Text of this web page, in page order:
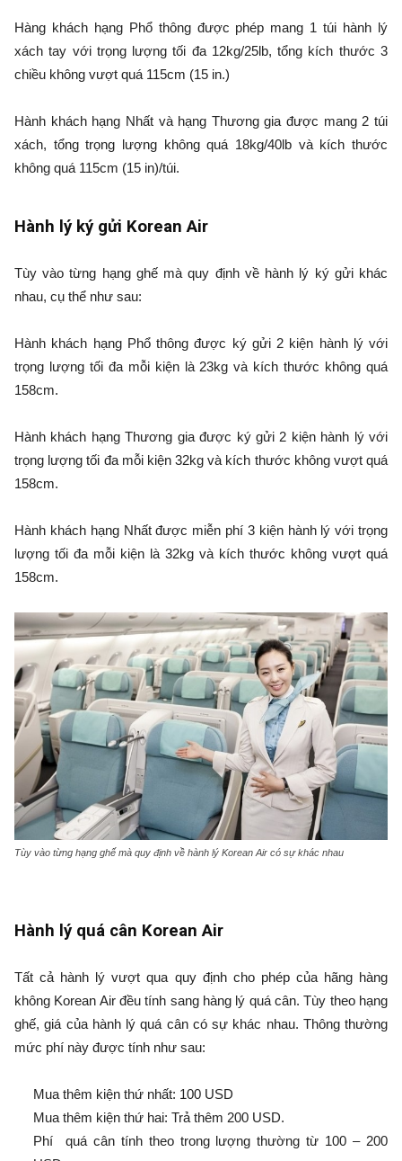
Hàng khách hạng Phổ thông được phép mang 1 túi hành lý
xách tay với trọng lượng tối đa 12kg/25lb, tổng kích thước 3
chiều không vượt quá 115cm (15 in.)
Hành khách hạng Nhất và hạng Thương gia được mang 2 túi
xách, tổng trọng lượng không quá 18kg/40lb và kích thước
không quá 115cm (15 in)/túi.
Hành lý ký gửi Korean Air
Tùy vào từng hạng ghế mà quy định về hành lý ký gửi khác
nhau, cụ thể như sau:
Hành khách hạng Phổ thông được ký gửi 2 kiện hành lý với
trọng lượng tối đa mỗi kiện là 23kg và kích thước không quá
158cm.
Hành khách hạng Thương gia được ký gửi 2 kiện hành lý với
trọng lượng tối đa mỗi kiện 32kg và kích thước không vượt quá
158cm.
Hành khách hạng Nhất được miễn phí 3 kiện hành lý với trọng
lượng tối đa mỗi kiện là 32kg và kích thước không vượt quá
158cm.
Tùy vào từng hạng ghế mà quy định về hành lý Korean Air có sự khác nhau
Hành lý quá cân Korean Air
Tất cả hành lý vượt qua quy định cho phép của hãng hàng
không Korean Air đều tính sang hàng lý quá cân. Tùy theo hạng
ghế, giá của hành lý quá cân có sự khác nhau. Thông thường
mức phí này được tính như sau:
Mua thêm kiện thứ nhất: 100 USD
Mua thêm kiện thứ hai: Trả thêm 200 USD.
Phí quá cân tính theo trong lượng thường từ 100 – 200